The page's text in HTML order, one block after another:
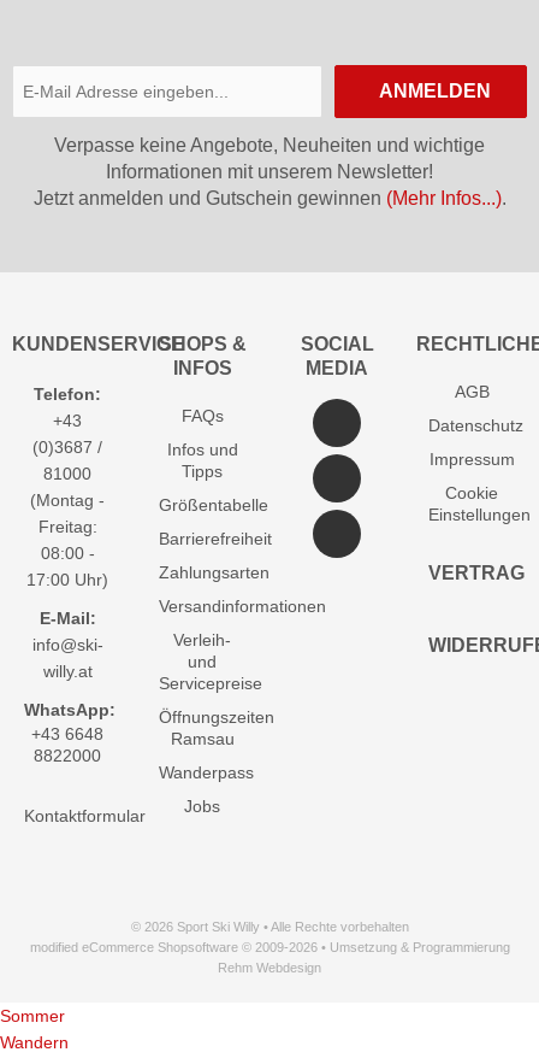
ANMELDEN
Verpasse keine Angebote, Neuheiten und wichtige
Informationen mit unserem Newsletter!
Jetzt anmelden und Gutschein gewinnen (Mehr Infos...).
KUNDENSERVICE
Telefon:
+43
(0)3687 /
81000
(Montag -
Freitag:
08:00 -
17:00 Uhr)
E-Mail:
info@ski-
willy.at
WhatsApp:
+43 6648
8822000
Kontaktformular
SHOPS &
INFOS
FAQs
Infos und
Tipps
Größentabelle
Barrierefreiheit
Zahlungsarten
Versandinformationen
Verleih-
und
Servicepreise
Öffnungszeiten
Ramsau
Wanderpass
Jobs
SOCIAL
MEDIA
AGB
Datenschutz
Impressum
Cookie
Einstellungen
VERTRAG
© 2026 Sport Ski Willy • Alle Rechte vorbehalten
modified eCommerce Shopsoftware © 2009-2026 • Umsetzung & Programmierung
Rehm Webdesign
Sommer
Wandern